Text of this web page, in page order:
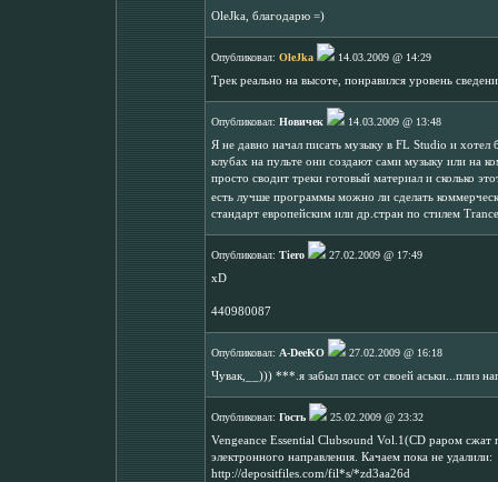
OleJka, благодарю =)
Опубликовал: OleJka
14.03.2009 @ 14:29
Трек реально на высоте, понравился уровень
Опубликовал: Новичек
14.03.2009 @ 13:48
Я не давно начал писать музыку в FL Studio и хотел
клубах на пульте они создают сами музыку или на
просто сводит треки готовый материал и сколько
есть лучше программы можно ли сделать
стандарт европейским или др.стран по стилем
Опубликовал: Tiero
27.02.2009 @ 17:49
xD
440980087
Опубликовал: A-DeeKO
27.02.2009 @ 16:18
Чувак,__))) ***.я забыл пасс от своей аськи...плиз
Опубликовал: Гость
25.02.2009 @ 23:32
Vengeance Essential Clubsound Vol.1(CD раром
электронного направления. Качаем пока не удалили:
http://depositfiles.com/fil*s/*zd3aa26d